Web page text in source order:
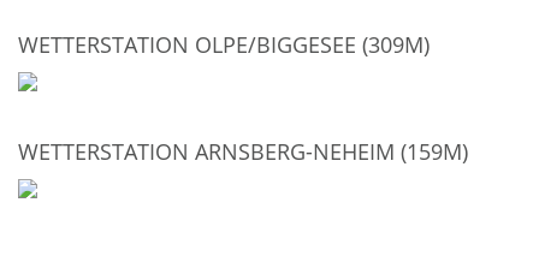
WETTERSTATION OLPE/BIGGESEE (309M)
WETTERSTATION ARNSBERG-NEHEIM (159M)